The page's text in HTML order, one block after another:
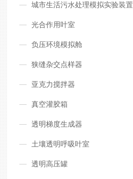
城市生活污水处理模拟实验装置
光合作用叶室
负压环境模拟舱
狭缝杂交点样器
亚克力搅拌器
真空灌胶箱
透明梯度生成器
土壤透明呼吸叶室
透明高压罐